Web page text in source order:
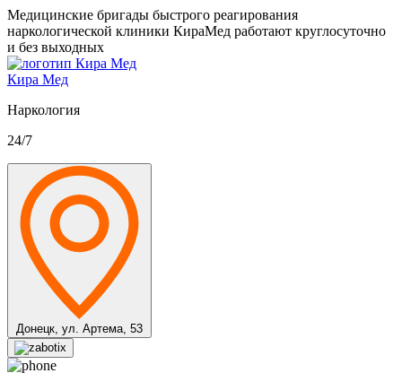
Медицинские бригады быстрого реагирования
наркологической клиники КираМед работают круглосуточно
и без выходных
Кира Мед
Наркология
24/7
Донецк, ул. Артема, 53